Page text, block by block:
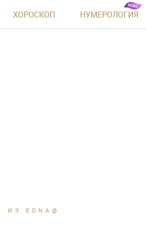
ХОРОСКОП НУМЕРОЛОГИЯ
ИЗ EDNA@